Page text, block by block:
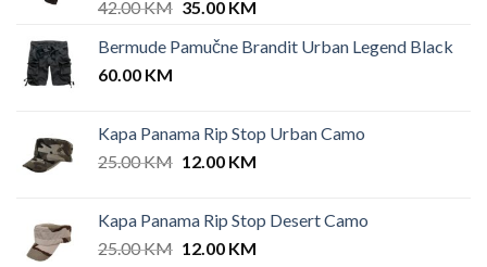
42.00KM Original
was:
35.00 KMCurrent
is:
Bermude Pamučne Brandit Urban Legend Black
60.00 KM
Kapa Panama Rip Stop Urban Camo
25.00KM Original
25.00 KM.
12.00 KMCurrent
12.00 KM.
Kapa Panama Rip Stop Desert Camo
25.00KM Original
12.00 KMCurrent